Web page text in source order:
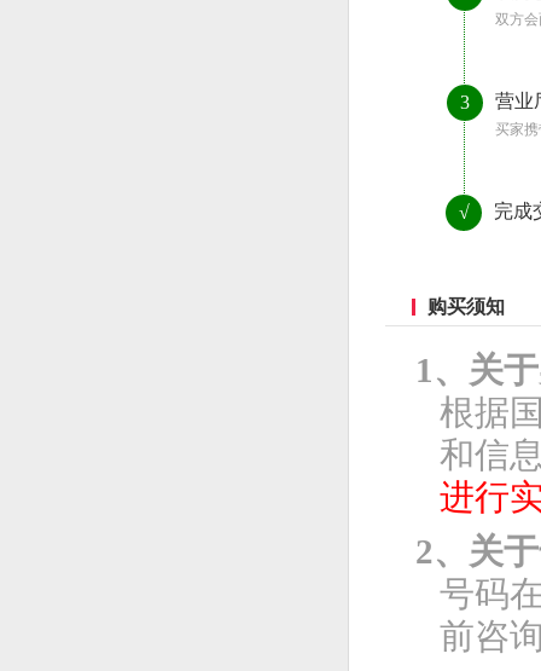
双方
3 营业
买家
√ 完成
购买须知
1、关
根据
和信
进行
2、关
号码
前咨